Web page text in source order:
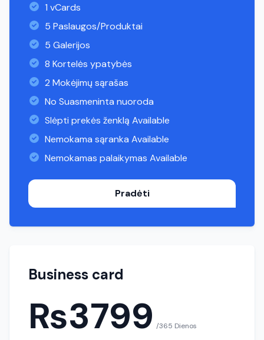
1 vCards
5 Paslaugos/Produktai
5 Galerijos
8 Kortelės ypatybės
2 Mokėjimų sąrašas
No Suasmeninta nuoroda
Slėpti prekės ženklą Available
Nemokama sąranka Available
Nemokamas palaikymas Available
Pradėti
Business card
₨3799 /365 Dienos